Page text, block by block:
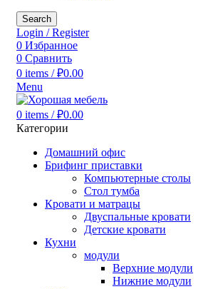
Search
Login / Register
0 Избранное
0 Сравнить
0 items / ₽0.00
Menu
0 items / ₽0.00
Категории
Домашний офис
Брифинг приставки
Компьютерные столы
Стол тумба
Кровати и матрацы
Двуспальные кровати
Детские кровати
Кухни
модули
Верхние модули
Нижние модули